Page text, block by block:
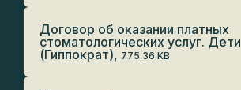
Договор об оказании платных
стоматологических услуг. Дети
(Гиппократ), 775.36 KB